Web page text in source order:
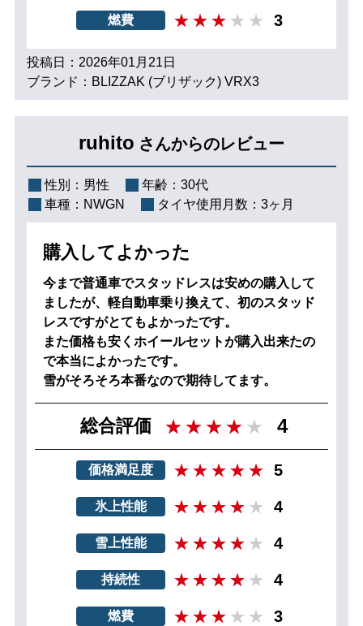
燃費 3
投稿日：2026年01月21日
ブランド：BLIZZAK (ブリザック) VRX3
ruhito さんからのレビュー
性別： 男性 年齢： 30代
車種： NWGN タイヤ使用月数： 3ヶ月
購入してよかった
今まで普通車でスタッドレスは安めの購入して
ましたが、軽自動車乗り換えて、初のスタッド
レスですがとてもよかったです。
また価格も安くホイールセットが購入出来たの
で本当によかったです。
雪がそろそろ本番なので期待してます。
総合評価 4
価格満足度 5
氷上性能 4
雪上性能 4
持続性 4
燃費 3